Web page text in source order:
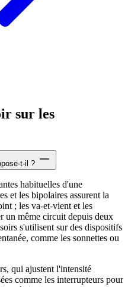
sur les
t-il ?
habituelles d'une
et les bipolaires assurent la
; les va-et-vient et les
un même circuit depuis deux
s'utilisent sur des dispositifs
comme les sonnettes ou
qui ajustent l'intensité
comme les interrupteurs pour